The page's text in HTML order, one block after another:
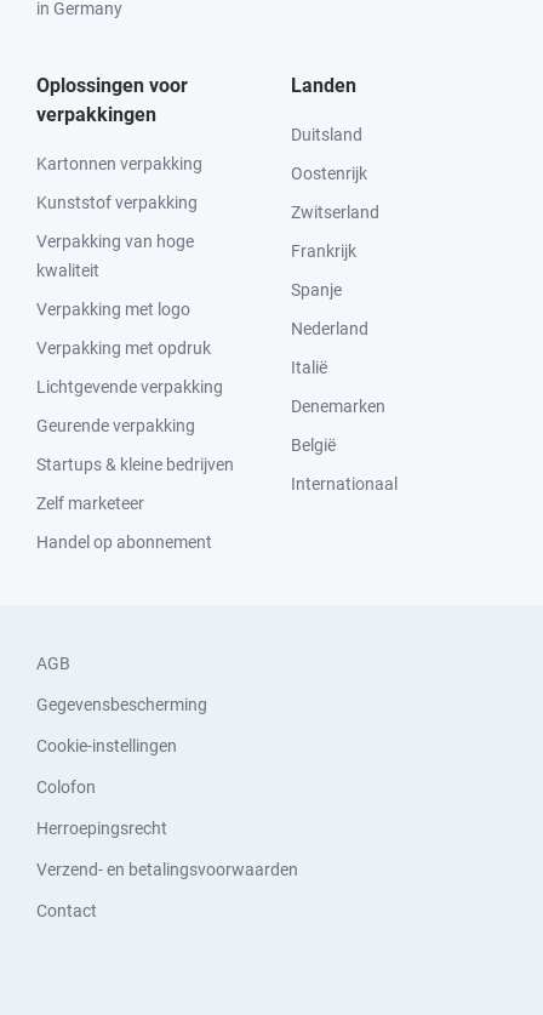
in Germany
Oplossingen voor
verpakkingen
Kartonnen verpakking
Kunststof verpakking
Verpakking van hoge
kwaliteit
Verpakking met logo
Verpakking met opdruk
Lichtgevende verpakking
Geurende verpakking
Startups & kleine bedrijven
Zelf marketeer
Handel op abonnement
Landen
Duitsland
Oostenrijk
Zwitserland
Frankrijk
Spanje
Nederland
Italië
Denemarken
België
Internationaal
AGB
Gegevensbescherming
Cookie-instellingen
Colofon
Herroepingsrecht
Verzend- en betalingsvoorwaarden
Contact